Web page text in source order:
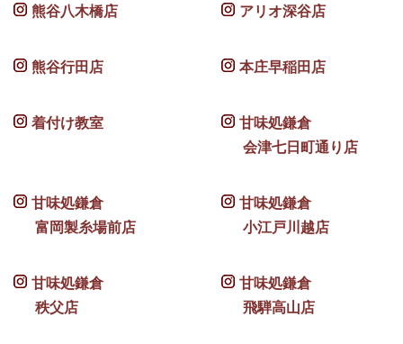
熊谷八木橋店 アリオ深谷店
熊谷行田店 本庄早稲田店
着付け教室
甘味処鎌倉
会津七日町通り店
甘味処鎌倉
富岡製糸場前店
甘味処鎌倉
小江戸川越店
甘味処鎌倉
秩父店
甘味処鎌倉
飛騨高山店